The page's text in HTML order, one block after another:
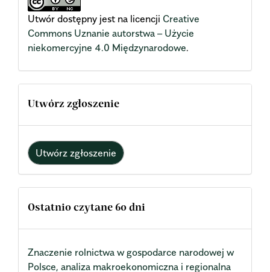
Utwór dostępny jest na licencji Creative
Commons Uznanie autorstwa – Użycie
niekomercyjne 4.0 Międzynarodowe.
Utwórz zgłoszenie
Utwórz zgłoszenie
Ostatnio czytane 60 dni
Znaczenie rolnictwa w gospodarce narodowej w
Polsce, analiza makroekonomiczna i regionalna